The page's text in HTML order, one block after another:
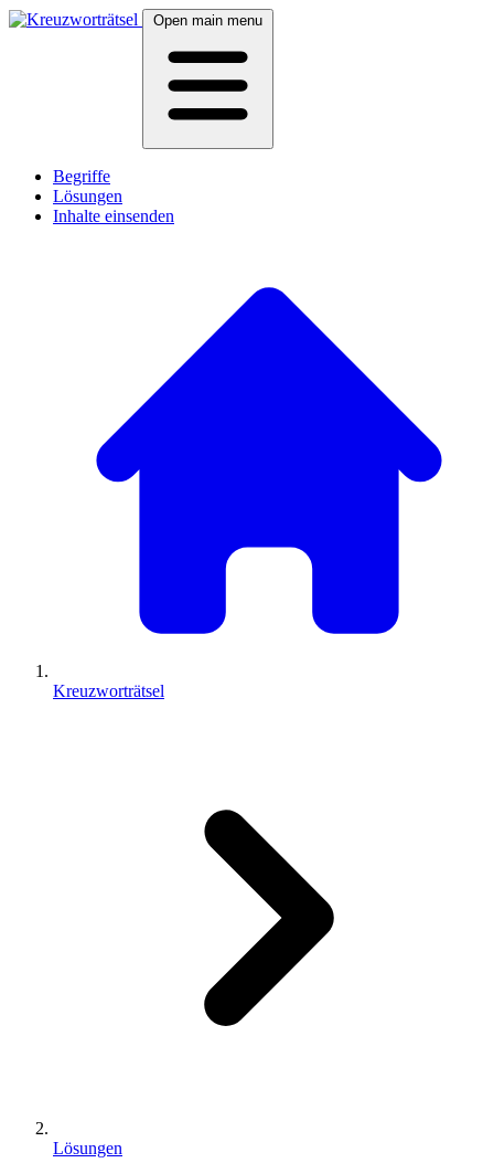
Open main menu
Begriffe
Lösungen
Inhalte einsenden
Kreuzworträtsel
Lösungen